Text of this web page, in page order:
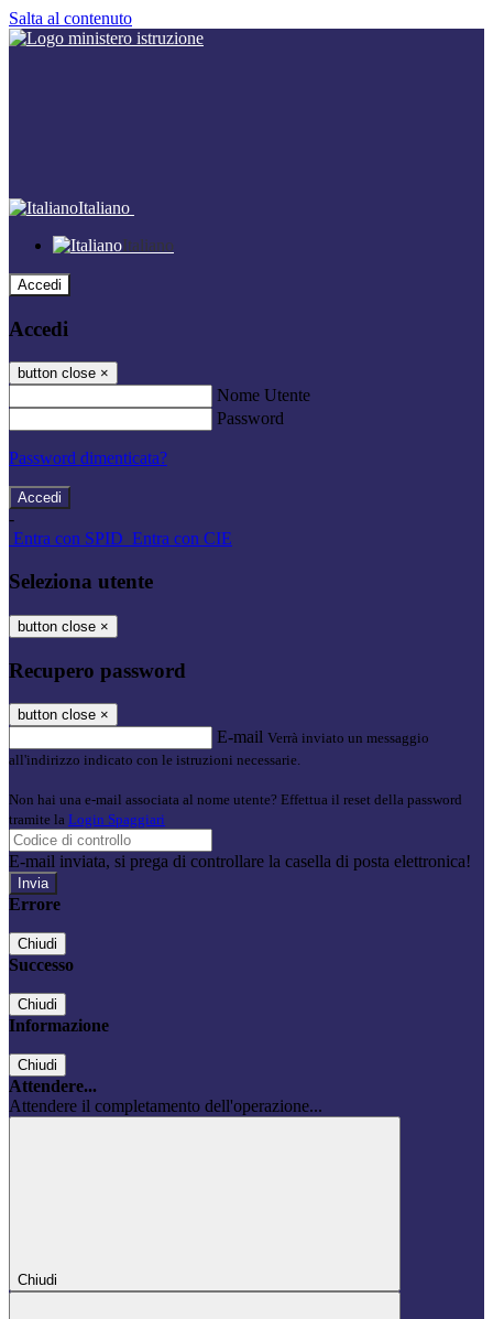
Salta al contenuto
Italiano
Italiano
Accedi
Accedi
button close ×
Nome Utente
Password
Password dimenticata?
-
Entra con SPID Entra con CIE
Seleziona utente
button close ×
Recupero password
button close ×
E-mail Verrà inviato un messaggio
all'indirizzo indicato con le istruzioni necessarie.
Non hai una e-mail associata al nome utente? Effettua il reset della password
tramite la Login Spaggiari
E-mail inviata, si prega di controllare la casella di posta elettronica!
Errore
Chiudi
Successo
Chiudi
Informazione
Chiudi
Attendere...
Attendere il completamento dell'operazione...
Chiudi